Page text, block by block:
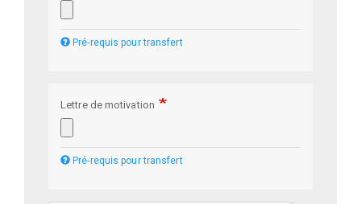
Pré-requis pour transfert
Lettre de motivation
Pré-requis pour transfert